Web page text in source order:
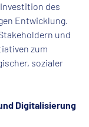
des
Entwicklung.
und
zum
sozialer
Digitalisierung